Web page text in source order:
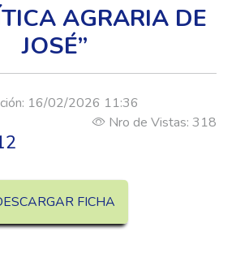
AGRARIA DE
JOSÉ”
16/02/2026 11:36
Nro de Vistas: 318
FICHA